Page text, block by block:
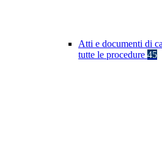
Atti e documenti di
tutte le procedure 45